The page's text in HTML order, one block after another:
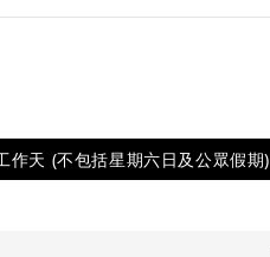
作天 (不包括星期六日及公眾假期)